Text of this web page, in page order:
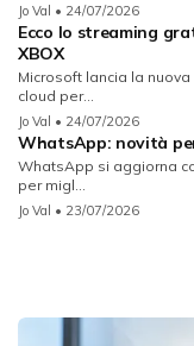
Jo Val • 24/07/2026
Ecco lo streaming
XBOX
Microsoft lancia la
cloud per...
Jo Val • 24/07/2026
WhatsApp: novità
WhatsApp si aggiorna
per migl...
Jo Val • 23/07/2026